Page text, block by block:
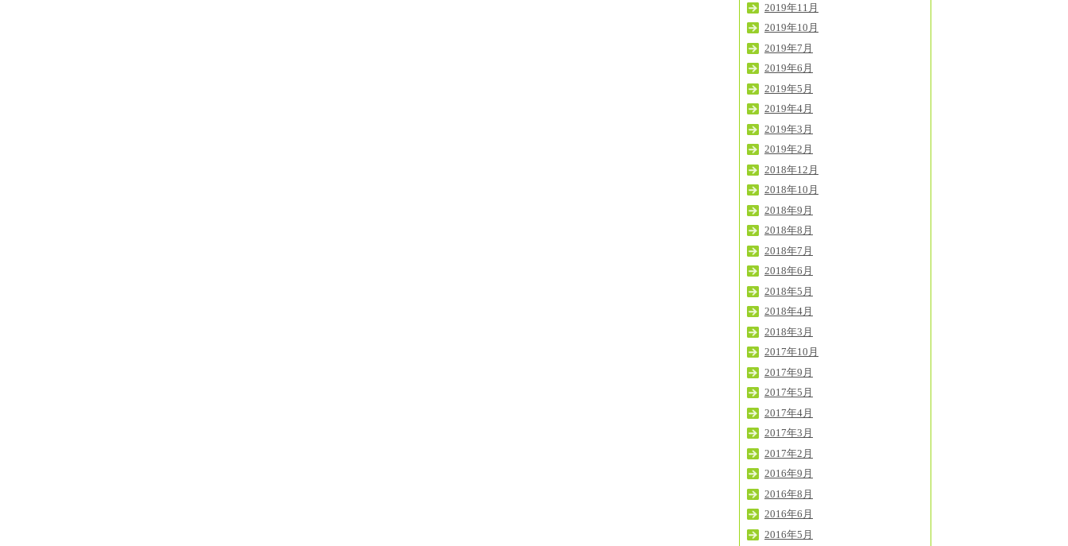
2019年11月
2019年10月
2019年7月
2019年6月
2019年5月
2019年4月
2019年3月
2019年2月
2018年12月
2018年10月
2018年9月
2018年8月
2018年7月
2018年6月
2018年5月
2018年4月
2018年3月
2017年10月
2017年9月
2017年5月
2017年4月
2017年3月
2017年2月
2016年9月
2016年8月
2016年6月
2016年5月